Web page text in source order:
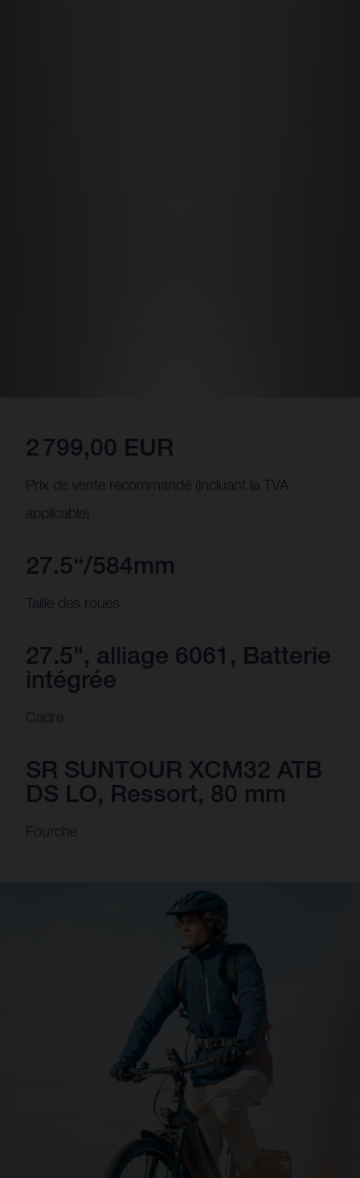
2 799,00 EUR
Prix de vente recommandé (incluant la TVA
applicable)
27.5“/584mm
Taille des roues
27.5", alliage 6061, Batterie
intégrée
Cadre
SR SUNTOUR XCM32 ATB
DS LO, Ressort, 80 mm
Fourche